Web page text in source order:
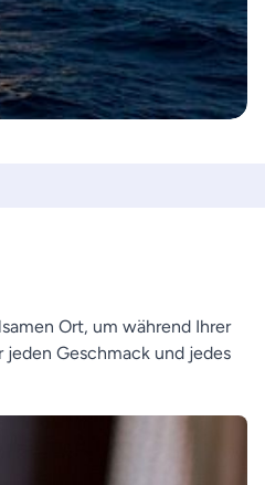
Ort, um während Ihrer
Geschmack und jedes